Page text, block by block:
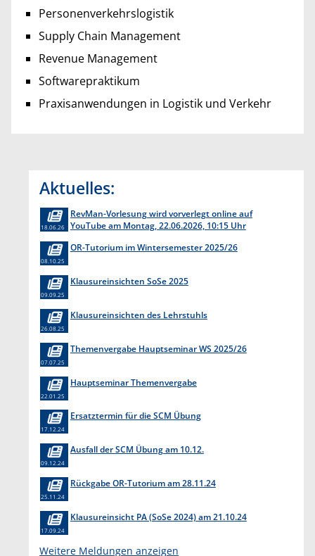
Personenverkehrslogistik
Supply Chain Management
Revenue Management
Softwarepraktikum
Praxisanwendungen in Logistik und Verkehr
Aktuelles:
RevMan-Vorlesung wird vorverlegt online auf
YouTube am Montag, 22.06.2026, 10:15 Uhr
18.06.26
OR-Tutorium im Wintersemester 2025/26
08.10.25
Klausureinsichten SoSe 2025
09.09.25
Klausureinsichten des Lehrstuhls
26.08.25
Themenvergabe Hauptseminar WS 2025/26
07.07.25
Hauptseminar Themenvergabe
22.01.25
Ersatztermin für die SCM Übung
17.12.24
Ausfall der SCM Übung am 10.12.
09.12.24
Rückgabe OR-Tutorium am 28.11.24
25.11.24
Klausureinsicht PA (SoSe 2024) am 21.10.24
17.09.24
Weitere Meldungen anzeigen